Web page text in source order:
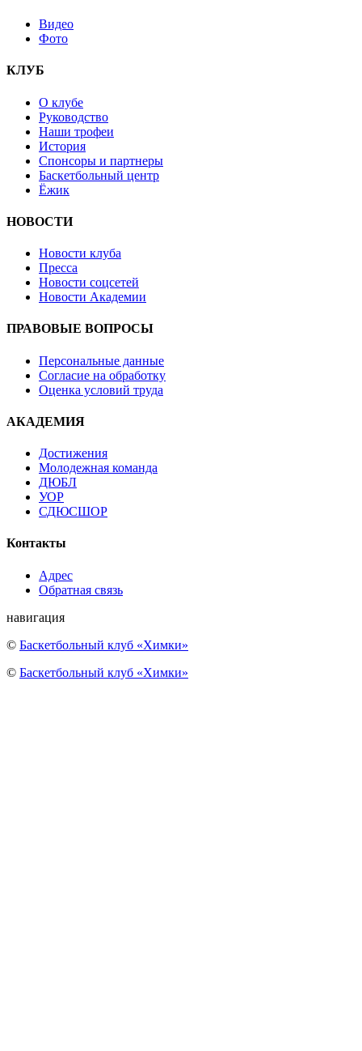
Видео
Фото
КЛУБ
О клубе
Руководство
Наши трофеи
История
Спонсоры и партнеры
Баскетбольный центр
Ёжик
НОВОСТИ
Новости клуба
Пресса
Новости соцсетей
Новости Академии
ПРАВОВЫЕ ВОПРОСЫ
Персональные данные
Согласие на обработку
Оценка условий труда
АКАДЕМИЯ
Достижения
Молодежная команда
ДЮБЛ
УОР
СДЮСШОР
Контакты
Адрес
Обратная связь
навигация
© Баскетбольный клуб «Химки»
© Баскетбольный клуб «Химки»